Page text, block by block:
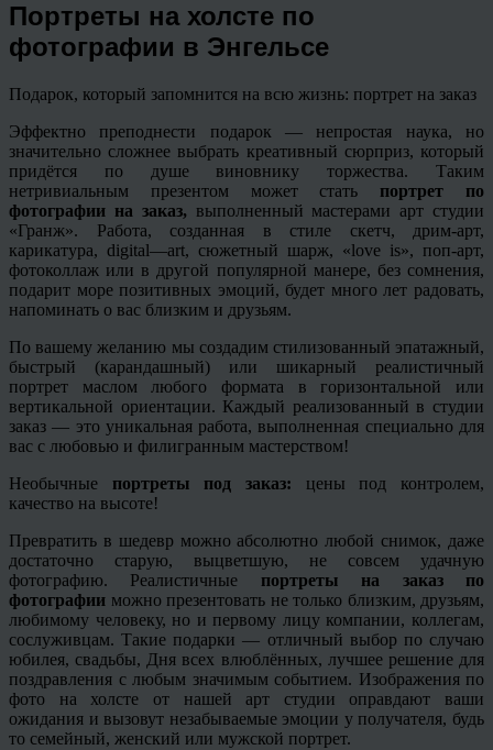
Портреты на холсте по
фотографии в Энгельсе
Подарок, который запомнится на всю жизнь: портрет на заказ
Эффектно преподнести подарок — непростая наука, но
значительно сложнее выбрать креативный сюрприз, который
придётся по душе виновнику торжества. Таким
нетривиальным презентом может стать портрет по
фотографии на заказ, выполненный мастерами арт студии
«Гранж». Работа, созданная в стиле скетч, дрим-арт,
карикатура, digital—art, сюжетный шарж, «love is», поп-арт,
фотоколлаж или в другой популярной манере, без сомнения,
подарит море позитивных эмоций, будет много лет радовать,
напоминать о вас близким и друзьям.
По вашему желанию мы создадим стилизованный эпатажный,
быстрый (карандашный) или шикарный реалистичный
портрет маслом любого формата в горизонтальной или
вертикальной ориентации. Каждый реализованный в студии
заказ — это уникальная работа, выполненная специально для
вас с любовью и филигранным мастерством!
Необычные портреты под заказ: цены под контролем,
качество на высоте!
Превратить в шедевр можно абсолютно любой снимок, даже
достаточно старую, выцветшую, не совсем удачную
фотографию. Реалистичные портреты на заказ по
фотографии можно презентовать не только близким, друзьям,
любимому человеку, но и первому лицу компании, коллегам,
сослуживцам. Такие подарки — отличный выбор по случаю
юбилея, свадьбы, Дня всех влюблённых, лучшее решение для
поздравления с любым значимым событием. Изображения по
фото на холсте от нашей арт студии оправдают ваши
ожидания и вызовут незабываемые эмоции у получателя, будь
то семейный, женский или мужской портрет.